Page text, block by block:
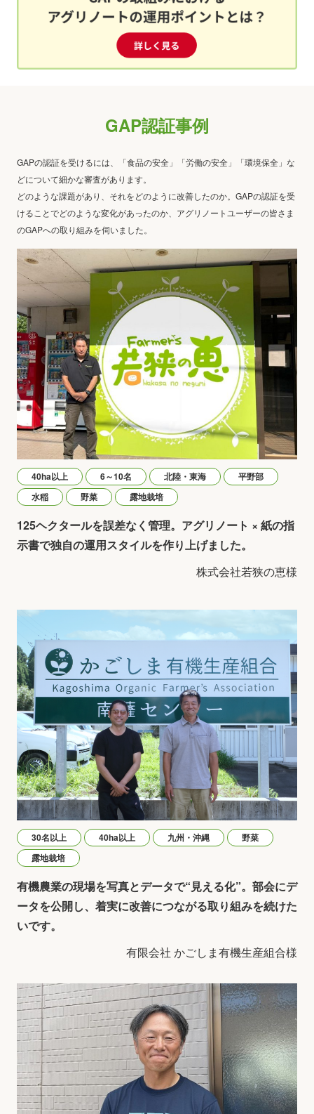
GAP認証事例
GAPの認証を受けるには、「食品の安全」「労働の安全」「環境保全」な
どについて細かな審査があります。
どのような課題があり、それをどのように改善したのか。GAPの認証を受
けることでどのような変化があったのか、 アグリノートユーザーの皆さま
のGAPへの取り組みを伺いました。
125ヘクタールを誤差なく管理。アグリノート × 紙の指
示書で独自の運用スタイルを作り上げました。
株式会社若狭の恵様
40ha以上 6～10名 北陸・東海
平野部
水稲
野菜 露地栽培
有機農業の現場を写真とデータで“見える化”。部会にデ
ータを公開し、着実に改善につながる取り組みを続けた
いです。
有限会社 かごしま有機生産組合様
30名以上 40ha以上 九州・沖縄
野菜
露地栽培